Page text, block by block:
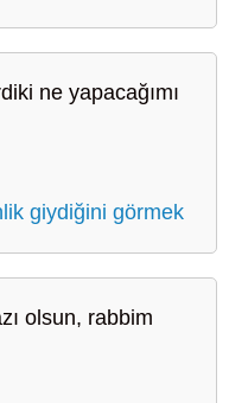
ne yapacağımı
giydiğini görmek
olsun, rabbim